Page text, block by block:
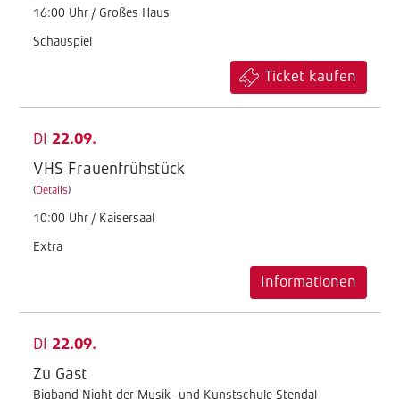
16:00 Uhr / Großes Haus
Schauspiel
Ticket kaufen
DI 22.09.
VHS Frauenfrühstück
(Details)
10:00 Uhr / Kaisersaal
Extra
Informationen
DI 22.09.
Zu Gast
Bigband Night der Musik- und Kunstschule Stendal